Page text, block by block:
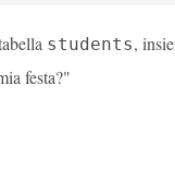
students,
festa?"